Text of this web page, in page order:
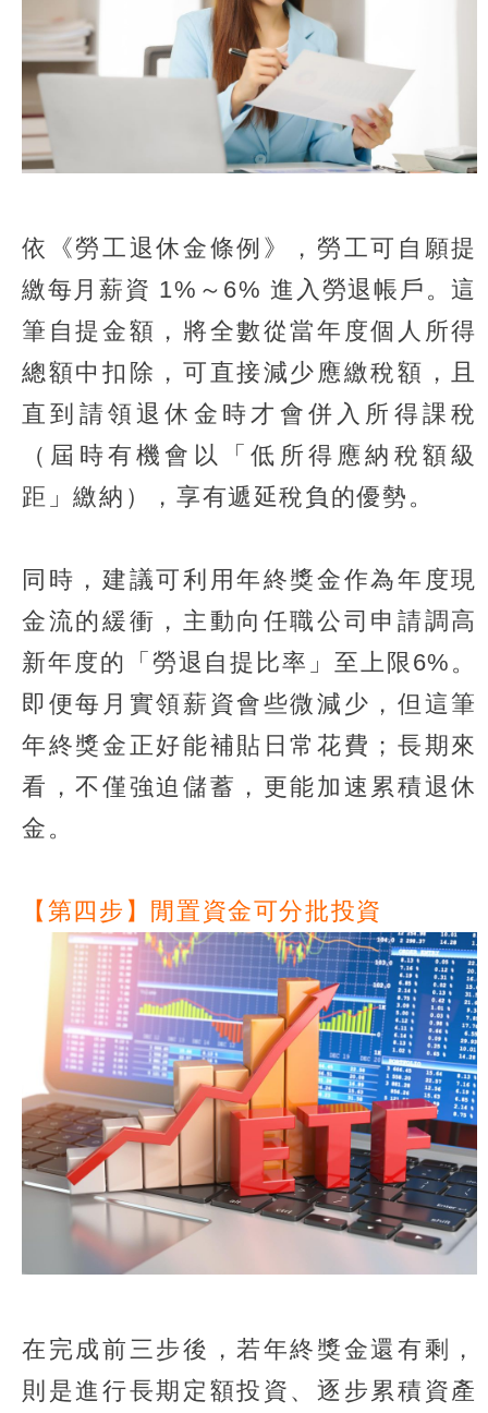
依《勞工退休金條例》，勞工可自願提
繳每月薪資 1%～6% 進入勞退帳戶。這
筆自提金額，將全數從當年度個人所得
總額中扣除，可直接減少應繳稅額，且
直到請領退休金時才會併入所得課稅
（屆時有機會以「低所得應納稅額級
距」繳納），享有遞延稅負的優勢。
同時，建議可利用年終獎金作為年度現
金流的緩衝，主動向任職公司申請調高
新年度的「勞退自提比率」至上限6%。
即便每月實領薪資會些微減少，但這筆
年終獎金正好能補貼日常花費；長期來
看，不僅強迫儲蓄，更能加速累積退休
金。
【第四步】閒置資金可分批投資
在完成前三步後，若年終獎金還有剩，
則是進行長期定額投資、逐步累積資產